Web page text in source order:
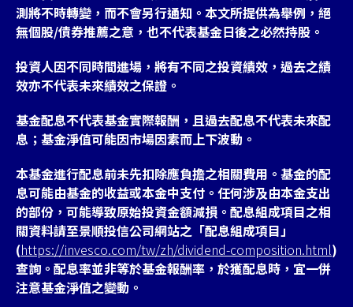
測將不時轉變，而不會另行通知。本文所提供為舉例，絕
無個股/債券推薦之意，也不代表基金日後之必然持股。
投資人因不同時間進場，將有不同之投資績效，過去之績
效亦不代表未來績效之保證。
基金配息不代表基金實際報酬，且過去配息不代表未來配
息；基金淨值可能因市場因素而上下波動。
本基金進行配息前未先扣除應負擔之相關費用。基金的配
息可能由基金的收益或本金中支付。任何涉及由本金支出
的部份，可能導致原始投資金額減損。配息組成項目之相
關資料請至景順投信公司網站之「配息組成項目」
(https://invesco.com/tw/zh/dividend-composition.html)
查詢。配息率並非等於基金報酬率，於獲配息時，宜一併
注意基金淨值之變動。